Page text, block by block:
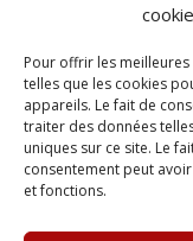
Pour offrir les
telles que les cookies
appareils. Le fait de
traiter des données
uniques sur ce site. Le
consentement peut
et fonctions.
Collet
Collet Élevage
Les actus
Mentions légales
Politiques de
Conditions générales